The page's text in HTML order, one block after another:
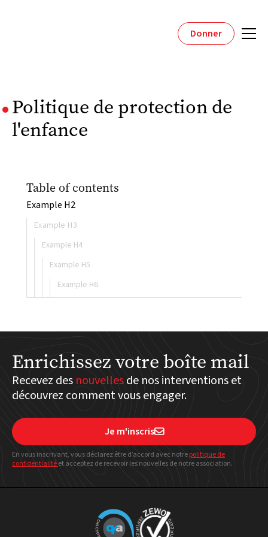
Donner
Politique de protection de
l'enfance
Table of contents
Example H2
Example H3
Example H4
Example H5
Example H6
Enrichissez votre boîte mail
Recevez des nouvellesde nos interventions et
découvrez comment vous engager.
Je m'inscris
En vous inscrivant, vous déclarez être d’accord avec notrepolitiquede
confidentialitéet acceptez de recevoir les nouvelles de notre association.